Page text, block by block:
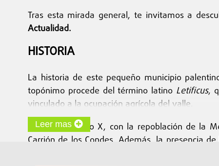
Tras esta mirada general, te invitamos a
Actualidad.
HISTORIA
La historia de este pequeño municipio
topónimo procede del término latino Letificus,
vinculado a la ocupación agrícola del valle.
A partir del siglo X, con la repoblación de la
Carrión de los Condes. Además, la presencia de
Leer mas